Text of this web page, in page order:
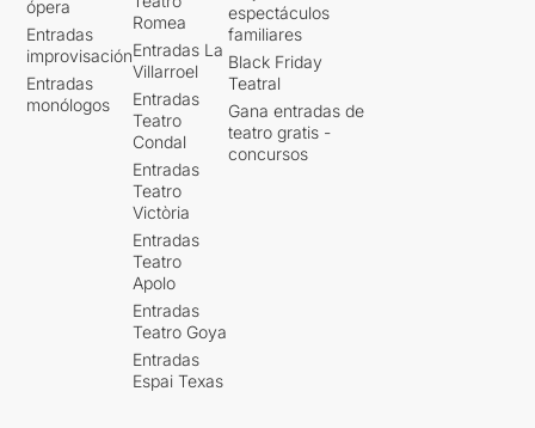
ópera
Entradas
improvisación
Entradas
monólogos
Romea
Entradas La
Villarroel
Entradas
Teatro
Condal
Entradas
Teatro
Victòria
Entradas
Teatro
Apolo
Entradas
Teatro Goya
Entradas
Espai Texas
espectáculos
familiares
Black Friday
Teatral
Gana entradas de
teatro gratis -
concursos